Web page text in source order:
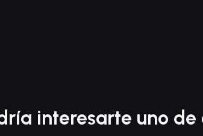
interesarte uno de